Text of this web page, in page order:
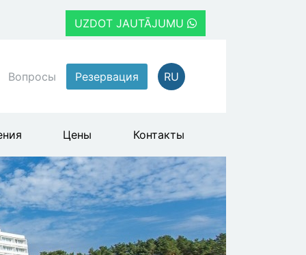
UZDOT JAUTĀJUMU
Вопросы Резервация RU
Цены Контакты